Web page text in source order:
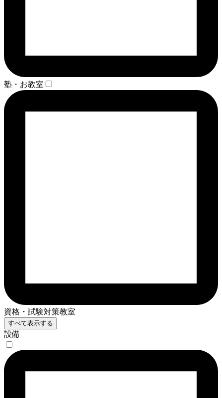
塾・お教室
資格・試験対策教室
すべて表示する
設備